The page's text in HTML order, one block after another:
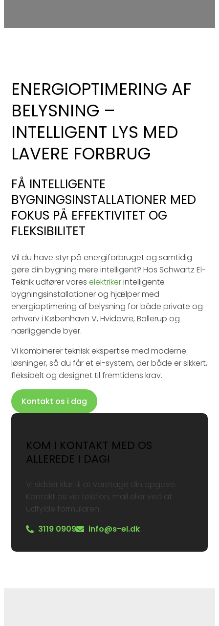
ENERGIOPTIMERING AF
BELYSNING –
INTELLIGENT LYS MED
LAVERE FORBRUG
FÅ INTELLIGENTE
BYGNINGSINSTALLATIONER MED
FOKUS PÅ EFFEKTIVITET OG
FLEKSIBILITET
Vil du have styr på energiforbruget og samtidig
gøre din bygning mere intelligent? Hos Schwartz El-
Teknik udfører vores elektrikerintelligente
bygningsinstallationer og hjælper med
energioptimering af belysning for både private og
erhverv i København V, Hvidovre, Ballerup og
nærliggende byer.
Vi kombinerer teknisk ekspertise med moderne
løsninger, så du får et el-system, der både er sikkert,
fleksibelt og designet til fremtidens krav.
Kontakt os i dag
KOM I KONTAKT MED OS
ALLEREDE I DAG!
Vi sidder klar til at varetage din opgave.
Kontakt os via telefon, mail eller ved at
udfylde formularen.
3119 0909
info@s-el.dk